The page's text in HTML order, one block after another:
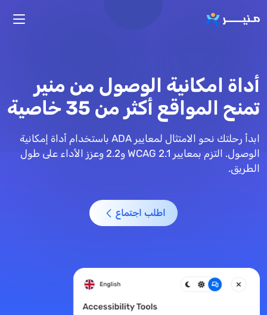
أداة امكانية الوصول من منير
تمنح المواقع أكثر من 35 خاصية
ابدأ رحلتك نحو الامتثال لمعايير ADA باستخدام أداة إمكانية
الوصول. التزم بمعايير WCAG 2.1 و2.2 وعزز الأداء على طول
الطريق.
اطلب اجتماع